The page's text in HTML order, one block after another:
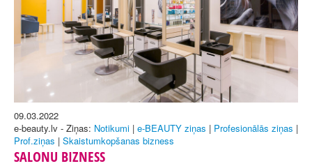
09.03.2022
e-beauty.lv - Ziņas: Notikumi | e-BEAUTY ziņas | Profesionālās ziņas |
Prof.ziņas | Skaistumkopšanas bizness
SALONU BIZNESS